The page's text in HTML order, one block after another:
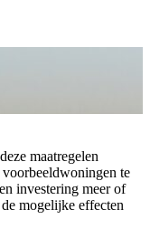
maatregelen
te
investering meer of
mogelijke effecten